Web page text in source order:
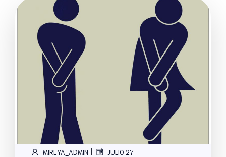
MIREYA_ADMIN | JULIO 27